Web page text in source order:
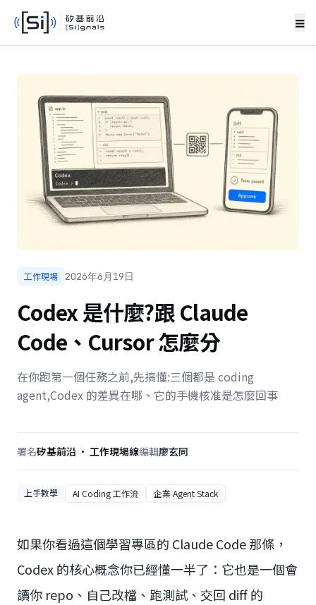
≡
工作現場 2026年6月19日
Codex 是什麼?跟 Claude
Code、Cursor 怎麼分
在你跑第一個任務之前,先搞懂:三個都是 coding
agent,Codex 的差異在哪、它的手機核准是怎麼回事
署名矽基前沿 · 工作現場線編輯廖玄同
上手教學 AI Coding 工作流 企業 Agent Stack
如果你看過這個學習專區的 Claude Code 那條，
Codex 的核心概念你已經懂一半了：它也是一個會
讀你 repo、自己改檔、跑測試、交回 diff 的